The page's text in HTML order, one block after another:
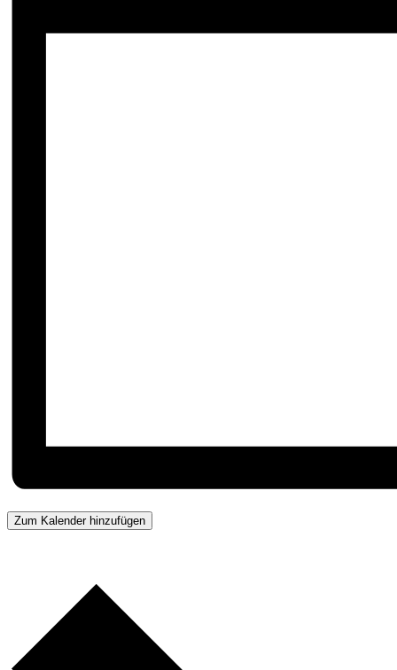
Zum Kalender hinzufügen